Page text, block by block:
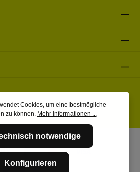
Cookies, um eine bestmögliche
zu können. Mehr Informationen ...
notwendige
Konfigurieren